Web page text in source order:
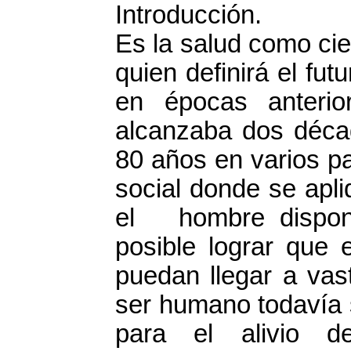
Introducción.
Es la salud como
quien definirá el
en épocas
alcanzaba dos
80 años en varios
social donde se
el hombre
posible lograr que
puedan llegar a
ser humano
para el alivio de